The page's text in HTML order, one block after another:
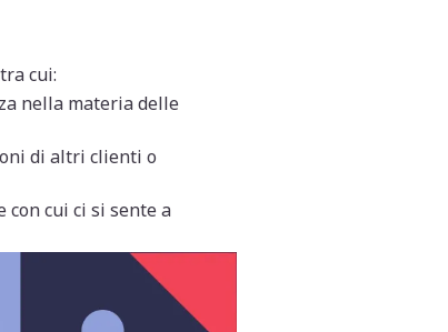
cui:
nella materia delle
di altri clienti o
cui ci si sente a